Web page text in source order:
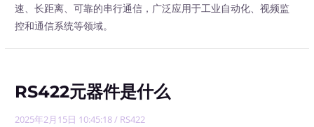
速、长距离、可靠的串行通信，广泛应用于工业自动化、视频监
控和通信系统等领域。
RS422元器件是什么
2025年2月15日 10:45:18/ RS422